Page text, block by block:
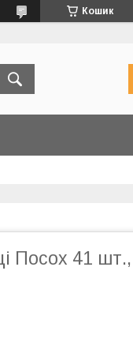
Кошик
Посох 41 шт.,